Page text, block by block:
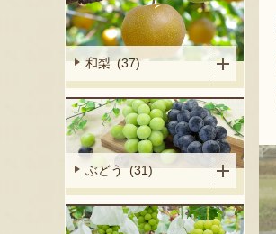
和梨 (37)
ぶどう (31)